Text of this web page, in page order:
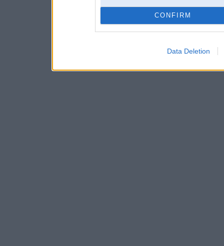
CONFIRM
Data Deletion